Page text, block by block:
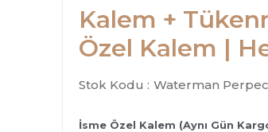
Kalem +
Özel Kalem |
Stok Kodu : Waterman
İsme Özel Kalem (Aynı Gün